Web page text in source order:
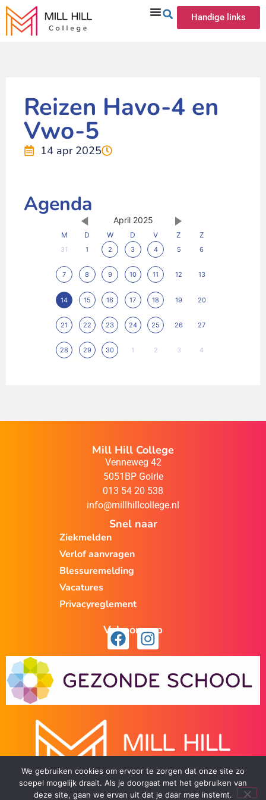
Handige links
Reizen Havo-4 en
Vwo-5
14 apr 2025
Agenda
April 2025
M D W D V Z Z
31 1 2 3 4 5 6
7 8 9 10 11 12 13
14 15 16 17 18 19 20
21 22 23 24 25 26 27
28 29 30 1 2 3 4
Mill Hill College
Venneweg 42
5051BP Goirle
013 54 20 538
info@millhillcollege.nl
Snel naar
Ziekmelden
Verlof aanvragen
Blessuremelding
Vacatures
Privacyreglement
Volg ons op
We gebruiken cookies om ervoor te zorgen dat onze site zo
soepel mogelijk draait. Als je doorgaat met het gebruiken van
deze site, gaan we ervan uit dat je daar mee instemt.